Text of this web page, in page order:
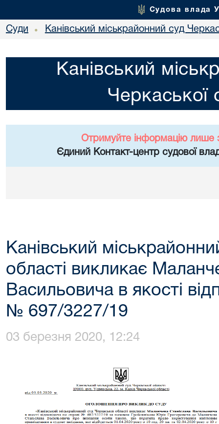
Судова влада
Суди • Канівський міськрайонний суд
Канівський
Черкаської
Отримуйте інформацію лише
Єдиний Контакт-центр судової
Канівський
області викликає
Васильовича в якості
№ 697/3227/19
03 березня 2020, 12:24